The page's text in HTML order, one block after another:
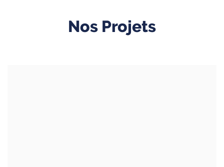
Nos Projets